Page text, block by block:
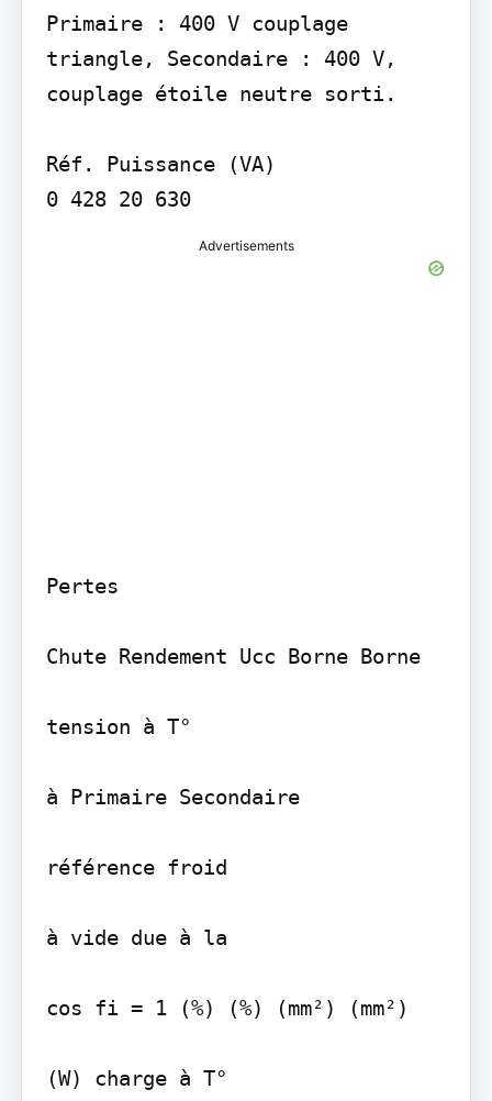
Primaire : 400 V couplage
triangle, Secondaire : 400 V,
couplage étoile neutre sorti.
Réf. Puissance (VA)
0 428 20 630
Advertisements
Pertes
Chute Rendement Ucc Borne Borne
tension à T°
à Primaire Secondaire
référence froid
à vide due à la
cos fi = 1 (%) (%) (mm²) (mm²)
(W) charge à T°